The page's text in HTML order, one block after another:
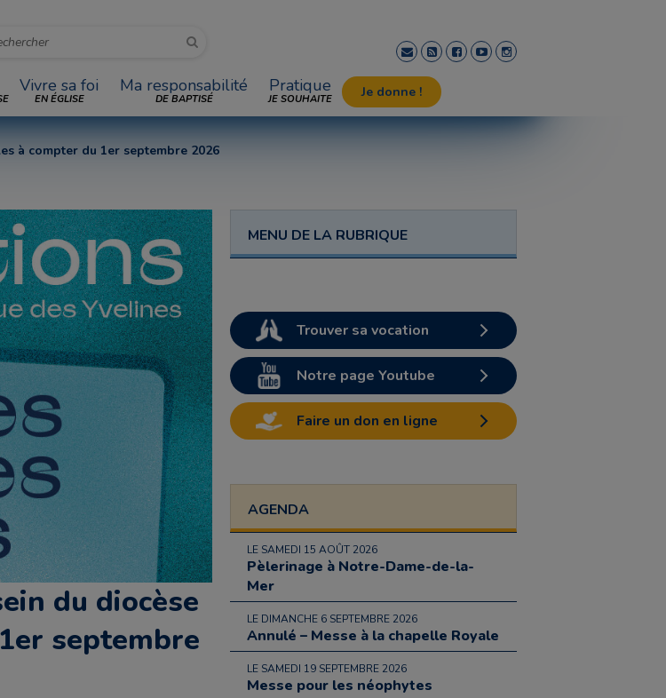
Vivre sa foi
EN ÉGLISE
Ma responsabilité
DE BAPTISÉ
Pratique
JE SOUHAITE Je donne !
à compter du 1er septembre 2026
du diocèse
septembre
MENU DE LA RUBRIQUE
Trouver sa vocation
Notre page Youtube
Faire un don en ligne
AGENDA
LE SAMEDI 15 AOÛT 2026
Pèlerinage à Notre-Dame-de-la-
Mer
LE DIMANCHE 6 SEPTEMBRE 2026
Annulé – Messe à la chapelle Royale
LE SAMEDI 19 SEPTEMBRE 2026
Messe pour les néophytes